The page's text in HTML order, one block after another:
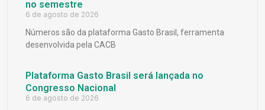
no semestre
6 de agosto de 2026
Números são da plataforma Gasto Brasil, ferramenta
desenvolvida pela CACB
Plataforma Gasto Brasil será lançada no
Congresso Nacional
6 de agosto de 2026